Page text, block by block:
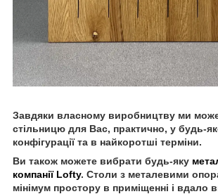
Завдяки власному виробництву ми
стільницю для Вас, практично, у будь-
конфігурації та в найкоротші терміни.
Ви також можете вибрати будь-яку
компанії Lofty. Столи з металевими
мінімум простору в приміщенні і вдало